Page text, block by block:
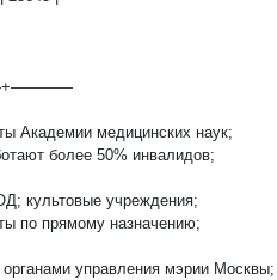
Академии медицинских наук;
более 50% инвалидов;
культовые учреждения;
по прямому назначению;
управления мэрии Москвы;